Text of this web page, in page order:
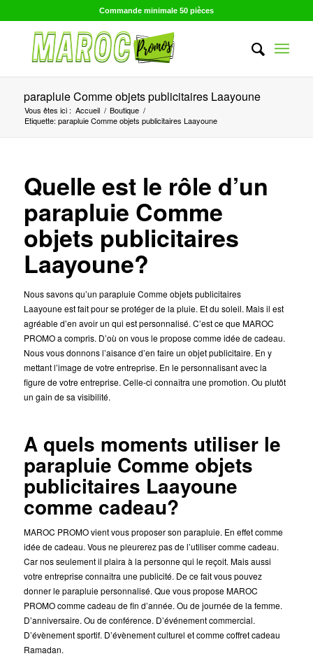
Commande minimale 50 pièces
parapluie Comme objets publicitaires Laayoune
Vous êtes ici : Accueil / Boutique /
Etiquette: parapluie Comme objets publicitaires Laayoune
Quelle est le rôle d’un
parapluie Comme
objets publicitaires
Laayoune?
Nous savons qu’un parapluie Comme objets publicitaires
Laayoune est fait pour se protéger de la pluie. Et du soleil. Mais il est
agréable d’en avoir un qui est personnalisé. C’est ce que MAROC
PROMO a compris. D’où on vous le propose comme idée de cadeau.
Nous vous donnons l’aisance d’en faire un objet publicitaire. En y
mettant l’image de votre entreprise. En le personnalisant avec la
figure de votre entreprise. Celle-ci connaîtra une promotion. Ou plutôt
un gain de sa visibilité.
A quels moments utiliser le
parapluie Comme objets
publicitaires Laayoune
comme cadeau?
MAROC PROMO vient vous proposer son parapluie. En effet comme
idée de cadeau. Vous ne pleurerez pas de l’utiliser comme cadeau.
Car nos seulement il plaira à la personne qui le reçoit. Mais aussi
votre entreprise connaîtra une publicité. De ce fait vous pouvez
donner le parapluie personnalisé. Que vous propose MAROC
PROMO comme cadeau de fin d’année. Ou de journée de la femme.
D’anniversaire. Ou de conférence. D’événement commercial.
D’évènement sportif. D’évènement culturel et comme coffret cadeau
Ramadan.